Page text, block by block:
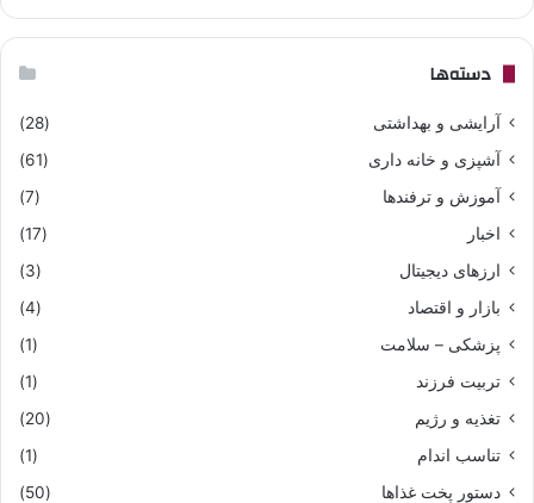
دسته‌ها
آرایشی و بهداشتی
(28)
آشپزی و خانه داری
(61)
آموزش و ترفندها
(7)
اخبار
(17)
ارزهای دیجیتال
(3)
بازار و اقتصاد
(4)
پزشکی – سلامت
(1)
تربیت فرزند
(1)
تغذیه و رژیم
(20)
تناسب اندام
(1)
دستور پخت غذاها
(50)